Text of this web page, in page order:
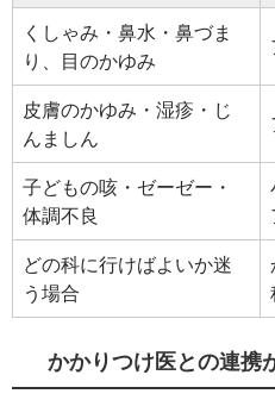
くしゃみ・鼻水・鼻づま
り、目のかゆみ
皮膚のかゆみ・湿疹・じ
んましん
子どもの咳・ゼーゼー・
体調不良
どの科に行けばよいか迷
う場合
かかりつけ医との連携